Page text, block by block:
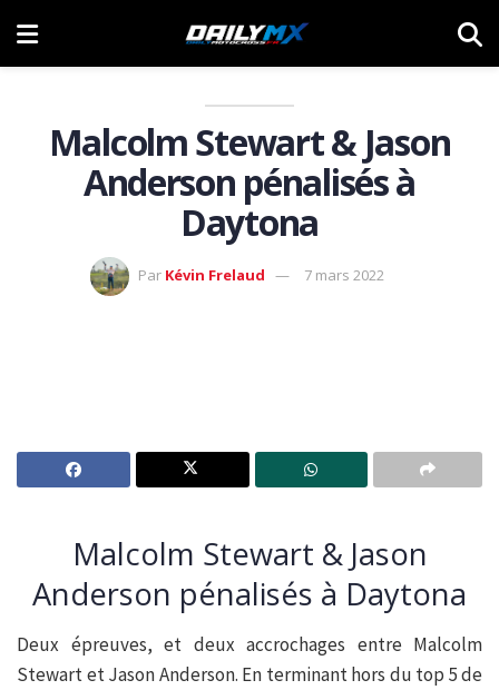
Malcolm Stewart & Jason
Anderson pénalisés à
Daytona
Par Kévin Frelaud 7 mars 2022
Malcolm Stewart & Jason
Anderson pénalisés à Daytona
Deux épreuves, et deux accrochages entre Malcolm
Stewart et Jason Anderson. En terminant hors du top 5 de